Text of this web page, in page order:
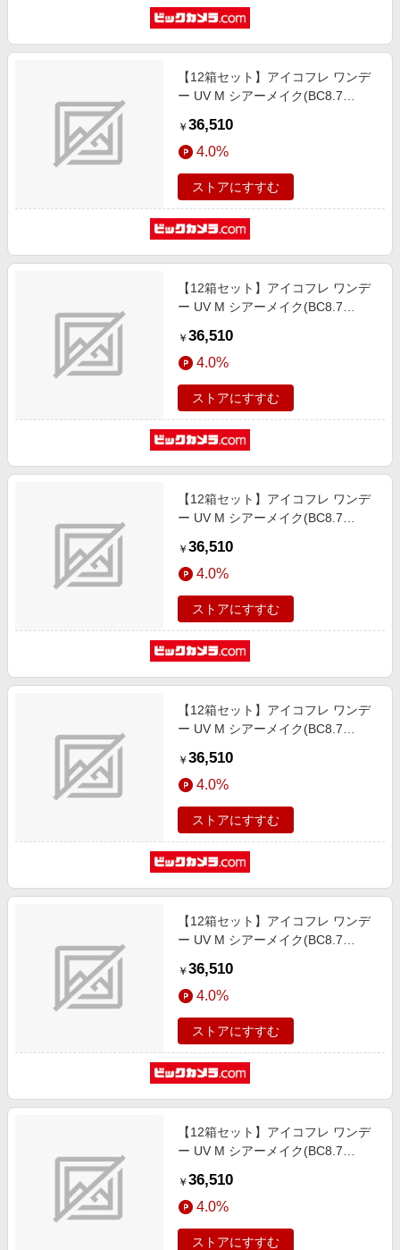
【12箱セット】アイコフレ ワンデ
ー UV M シアーメイク(BC8.7
￥ 36,510
4.0%
ストアにすすむ
【12箱セット】アイコフレ ワンデ
ー UV M シアーメイク(BC8.7
￥ 36,510
4.0%
ストアにすすむ
【12箱セット】アイコフレ ワンデ
ー UV M シアーメイク(BC8.7
￥ 36,510
4.0%
ストアにすすむ
【12箱セット】アイコフレ ワンデ
ー UV M シアーメイク(BC8.7
￥ 36,510
4.0%
ストアにすすむ
【12箱セット】アイコフレ ワンデ
ー UV M シアーメイク(BC8.7
￥ 36,510
4.0%
ストアにすすむ
【12箱セット】アイコフレ ワンデ
ー UV M シアーメイク(BC8.7
￥ 36,510
4.0%
ストアにすすむ